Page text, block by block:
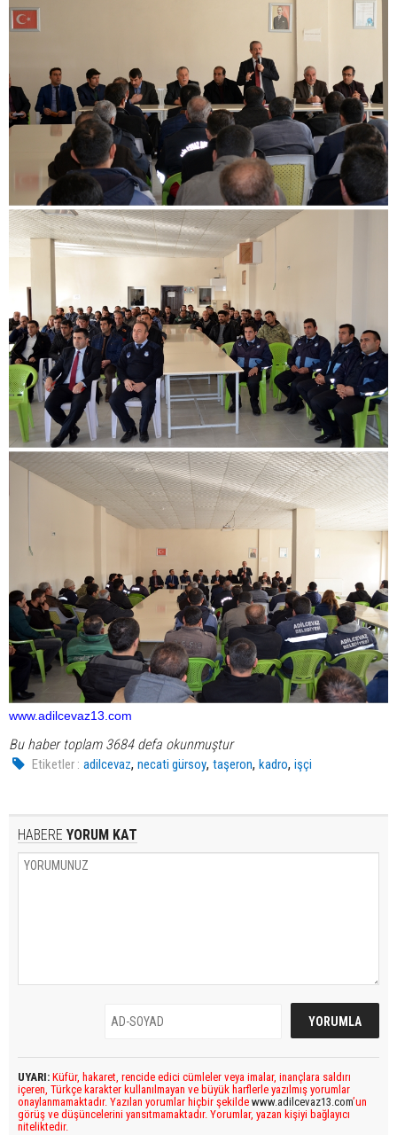
www.adilcevaz13.com
Bu haber toplam 3684 defa okunmuştur
Etiketler : adilcevaz,necati gürsoy,taşeron,kadro,işçi
HABERE YORUM KAT
UYARI: Küfür, hakaret, rencide edici cümleler veya imalar, inançlara saldırı
içeren, Türkçe karakter kullanılmayan ve büyük harflerle yazılmış yorumlar
onaylanmamaktadır. Yazılan yorumlar hiçbir şekilde www.adilcevaz13.com’un
görüş ve düşüncelerini yansıtmamaktadır. Yorumlar, yazan kişiyi bağlayıcı
niteliktedir.